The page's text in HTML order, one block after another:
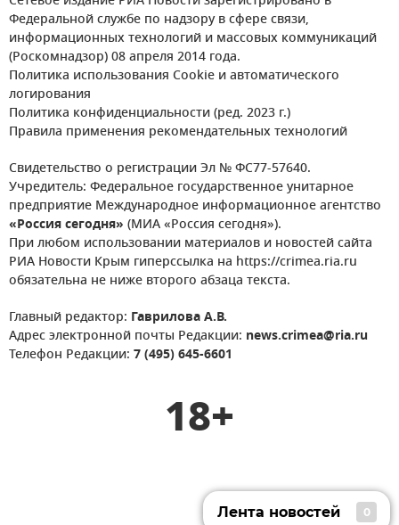
Федеральной службе по надзору в сфере связи,
информационных технологий и массовых коммуникаций
(Роскомнадзор) 08 апреля 2014 года.
Политика использования Cookie и автоматического
логирования
Политика конфиденциальности (ред. 2023 г.)
Правила применения рекомендательных технологий
Свидетельство о регистрации Эл № ФС77-57640.
Учредитель: Федеральное государственное унитарное
предприятие Международное информационное агентство
«Россия сегодня» (МИА «Россия сегодня»).
При любом использовании материалов и новостей сайта
РИА Новости Крым гиперссылка на https://crimea.ria.ru
обязательна не ниже второго абзаца текста.
Главный редактор: Гаврилова А.В.
Адрес электронной почты Редакции: news.crimea@ria.ru
Телефон Редакции: 7 (495) 645-6601
18+
Лента новостей 0